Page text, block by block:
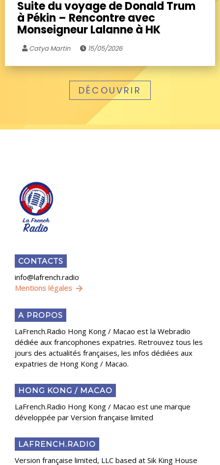
Suite du voyage de Donald Trum
à Pékin – Rencontre avec
Monseigneur Lalanne à HK
Catya Martin 15/05/2026
DÉCOUVRIR
CONTACTS
info@lafrench.radio
Mentions légales
A PROPOS
LaFrench.Radio Hong Kong / Macao est la Webradio
dédiée aux francophones expatries. Retrouvez tous les
jours des actualités françaises, les infos dédiées aux
expatries de Hong Kong / Macao.
HONG KONG / MACAO
LaFrench.Radio Hong Kong / Macao est une marque
développée par Version française limited
LAFRENCH.RADIO
Version française limited, LLC based at Sik King House